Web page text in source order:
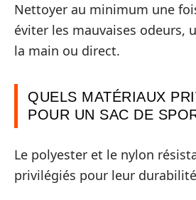
Nettoyer au minimum une
éviter les mauvaises odeurs,
la main ou direct.
QUELS MATÉRIAUX
POUR UN SAC DE
Le polyester et le nylon
privilégiés pour leur